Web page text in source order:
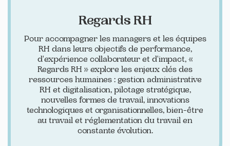
Regards RH
Pour accompagner les managers et les équipes
RH dans leurs objectifs de performance,
d'expérience collaborateur et d'impact, «
Regards RH » explore les enjeux clés des
ressources humaines : gestion administrative
RH et digitalisation, pilotage stratégique,
nouvelles formes de travail, innovations
technologiques et organisationnelles, bien-être
au travail et réglementation du travail en
constante évolution.